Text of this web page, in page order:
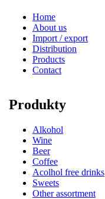
Home
About us
Import / export
Distribution
Products
Contact
Produkty
Alkohol
Wine
Beer
Coffee
Acolhol free drinks
Sweets
Other assortment